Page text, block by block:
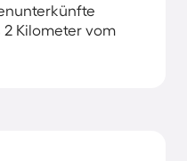
Kilometer vom